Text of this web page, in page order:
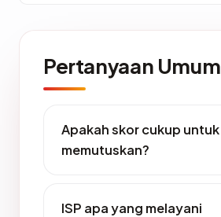
Pertanyaan Umum
Apakah skor cukup untuk
memutuskan?
ISP apa yang melayani